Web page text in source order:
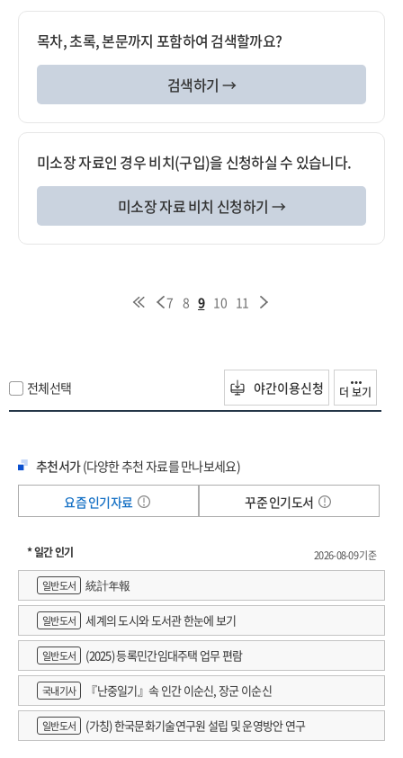
목차, 초록, 본문까지 포함하여 검색할까요?
검색하기 →
미소장 자료인 경우 비치(구입)을 신청하실 수 있습니다.
미소장 자료 비치 신청하기 →
7 8 9 10 11
전체선택 야간이용신청 더 보기
추천서가(다양한 추천 자료를 만나보세요)
요즘 인기자료
꾸준 인기도서
* 일간 인기
2026-08-09 기준
일반도서
統計年報
일반도서 세계의 도시와 도서관 한눈에 보기
일반도서 (2025) 등록민간임대주택 업무 편람
국내기사 『난중일기』속 인간 이순신, 장군 이순신
일반도서 (가칭) 한국문화기술연구원 설립 및 운영방안 연구